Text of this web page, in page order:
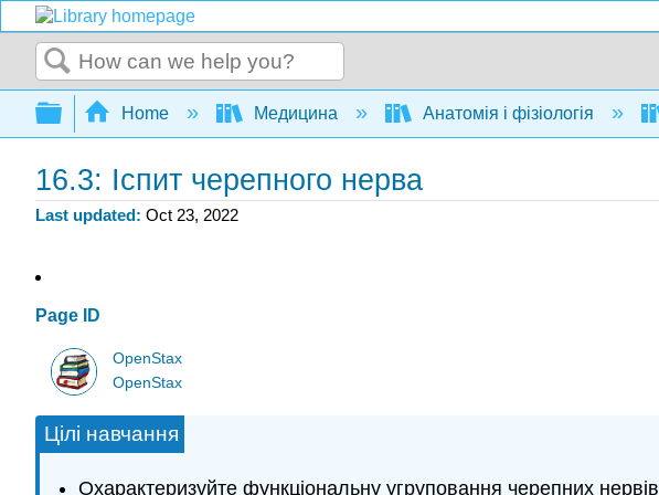
Search
Expand/collapse global hierarchy
Home Медицина Анатомія і фізіологія
16.3: Іспит черепного нерва
Last updated Oct 23, 2022
Page ID
OpenStax
OpenStax
Цілі навчання
Охарактеризуйте функціональну угруповання черепних нервів